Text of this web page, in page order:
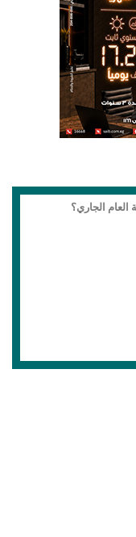
الجاري؟